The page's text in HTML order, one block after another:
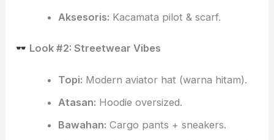
Aksesoris: Kacamata pilot & scarf.
Look #2: Streetwear Vibes
Topi: Modern aviator hat (warna hitam).
Atasan: Hoodie oversized.
Bawahan: Cargo pants + sneakers.